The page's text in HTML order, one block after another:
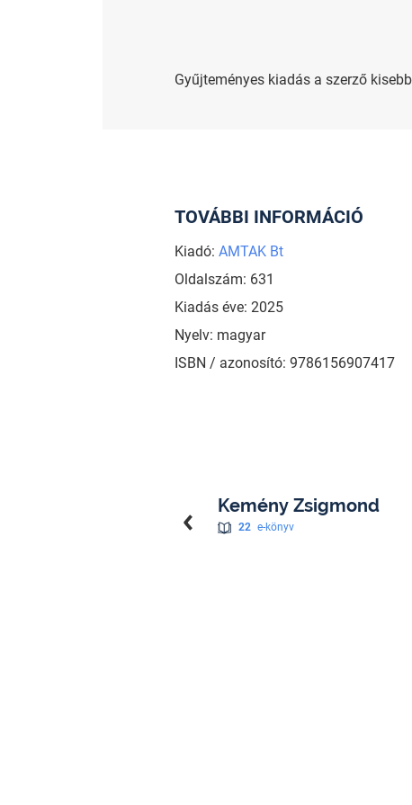
Gyűjteményes kiadás a szerző
TOVÁBBI INFORMÁCIÓ
Kiadó: AMTAK Bt
Oldalszám: 631
Kiadás éve: 2025
Nyelv: magyar
ISBN / azonosító: 9786156907417
Kemény Zsigmond
22 e-könyv